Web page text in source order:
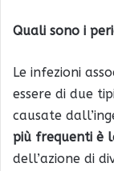
Quali sono i
Le infezioni
essere di due
causate
più frequenti è
dell’azione di